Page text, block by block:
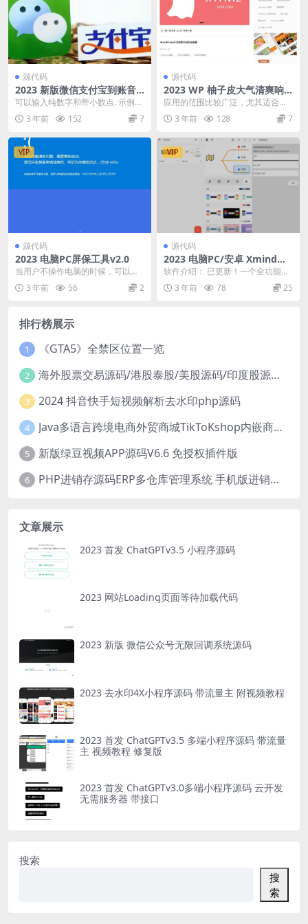
源代码
2023 新版微信支付宝到账音
效生成HTML源码
可以输入纯数字和带小数点. 示例；
123.1 本地版，可以上传虚拟空间
或者解压缩...
3 年前 152 7
源代码
2023 WP 柚子皮大气清爽响
应式主题模板源码
应用的范围比较广泛，尤其适合各
种互联网人士的个人博客主题，包
括产品经理，互联网运...
3 年前 128 7
VIP
源代码
2023 电脑PC屏保工具v2.0
当用户不操作电脑的时候，可以打
开屏保，然后电脑将显示出蓝屏、
更新、卡崩、更新等界...
3 年前 56 2
VIP
源代码
2023 电脑PC/安卓 Xmind思
维导图软件 纯净版
软件介绍： 已更新！一个全功能的
思维导图和头脑风暴软件，为激发
灵感和创意而生，作...
3 年前 78 25
排行榜展示
1 《GTA5》全禁区位置一览
2 海外股票交易源码/港股泰股/美股源码/印度股源码/马拉西亚股票源码/国际股票配资
3 2024 抖音快手短视频解析去水印php源码
4 Java多语言跨境电商外贸商城TikToKshop内嵌商城I商家入驻I一键铺
5 新版绿豆视频APP源码V6.6 免授权插件版
6 PHP进销存源码ERP多仓库管理系统 手机版进销存 php网络版进销存小程序
文章展示
2023 首发 ChatGPTv3.5 小程序源码
2023 网站Loading页面等待加载代码
2023 新版 微信公众号无限回调系统源码
2023 去水印4X小程序源码 带流量主 附视频教程
2023 首发 ChatGPTv3.5 多端小程序源码 带流量
主 视频教程 修复版
2023 首发 ChatGPTv3.0多端小程序源码 云开发
无需服务器 带接口
搜索
搜
索